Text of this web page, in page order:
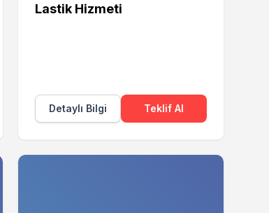
Lastik Hizmeti
Detaylı Bilgi Teklif Al